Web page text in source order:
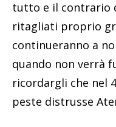
tutto e il contrario
ritagliati proprio
continueranno a
quando non verrà
ricordargli che nel
peste distrusse